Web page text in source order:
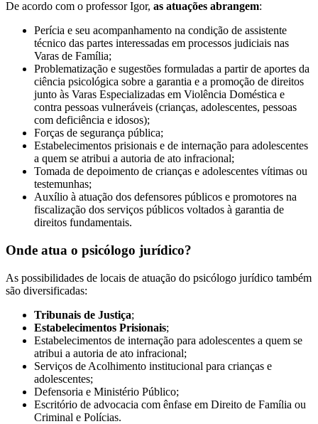
De acordo com o professor Igor, as atuações abrangem:
Perícia e seu acompanhamento na condição de assistente
técnico das partes interessadas em processos judiciais nas
Varas de Família;
Problematização e sugestões formuladas a partir de aportes da
ciência psicológica sobre a garantia e a promoção de direitos
junto às Varas Especializadas em Violência Doméstica e
contra pessoas vulneráveis (crianças, adolescentes, pessoas
com deficiência e idosos);
Forças de segurança pública;
Estabelecimentos prisionais e de internação para adolescentes
a quem se atribui a autoria de ato infracional;
Tomada de depoimento de crianças e adolescentes vítimas ou
testemunhas;
Auxílio à atuação dos defensores públicos e promotores na
fiscalização dos serviços públicos voltados à garantia de
direitos fundamentais.
Onde atua o psicólogo jurídico?
As possibilidades de locais de atuação do psicólogo jurídico também
são diversificadas:
Tribunais de Justiça;
Estabelecimentos Prisionais;
Estabelecimentos de internação para adolescentes a quem se
atribui a autoria de ato infracional;
Serviços de Acolhimento institucional para crianças e
adolescentes;
Defensoria e Ministério Público;
Escritório de advocacia com ênfase em Direito de Família ou
Criminal e Polícias.